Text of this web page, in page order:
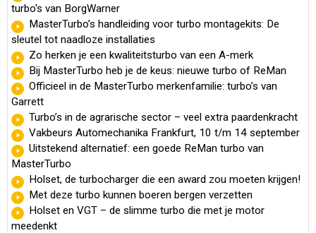
turbo's van BorgWarner
MasterTurbo’s handleiding voor turbo montagekits: De
sleutel tot naadloze installaties
Zo herken je een kwaliteitsturbo van een A-merk
Bij MasterTurbo heb je de keus: nieuwe turbo of ReMan
Officieel in de MasterTurbo merkenfamilie: turbo’s van
Garrett
Turbo’s in de agrarische sector – veel extra paardenkracht
Vakbeurs Automechanika Frankfurt, 10 t/m 14 september
Uitstekend alternatief: een goede ReMan turbo van
MasterTurbo
Holset, de turbocharger die een award zou moeten krijgen!
Met deze turbo kunnen boeren bergen verzetten
Holset en VGT – de slimme turbo die met je motor
meedenkt